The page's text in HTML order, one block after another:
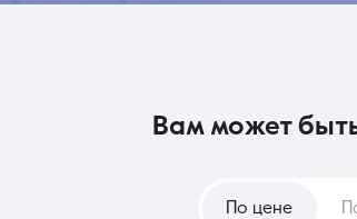
вам может
По цене